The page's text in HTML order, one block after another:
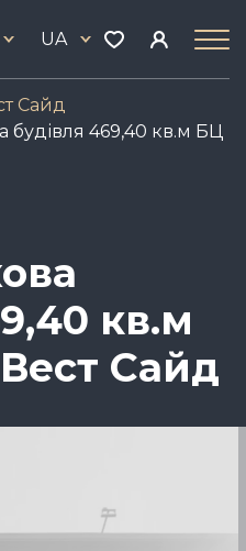
17
UA
Сайд
469,40 кв.м БЦ
кв.м
Сайд